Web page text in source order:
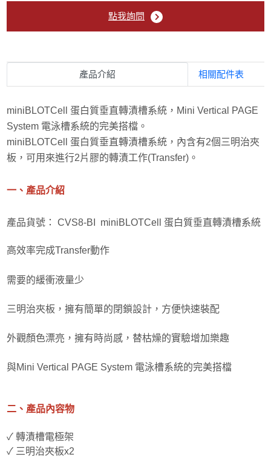
液態氮桶
CO2細胞培養箱
細胞/樣品冷卻系統
精密分析天平
PMA光分解儀
點我詢問
產品介紹 相關配件表
miniBLOTCell 蛋白質垂直轉漬槽系統，Mini Vertical PAGE
System 電泳槽系統的完美搭檔。
miniBLOTCell 蛋白質垂直轉漬槽系統，內含有2個三明治夾
板，可用來進行2片膠的轉漬工作(Transfer)。
一、產品介紹
產品貨號： CVS8-BI miniBLOTCell 蛋白質垂直轉漬槽系統
高效率完成Transfer動作
需要的緩衝液量少
三明治夾板，擁有簡單的閉鎖設計，方便快速裝配
外觀顏色漂亮，擁有時尚感，替枯燥的實驗增加樂趣
與Mini Vertical PAGE System 電泳槽系統的完美搭檔
二、產品內容物
✓ 轉漬槽電極架
✓ 三明治夾板x2